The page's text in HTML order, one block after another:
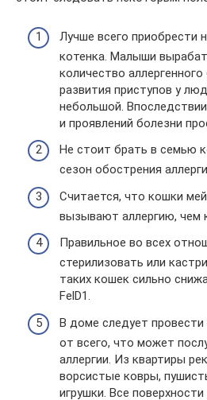
Лучше всего приобрести
котенка. Малыши
количество
развития приступов у
небольшой.
и проявлений болезни
Не стоит брать в семью
сезон обострения
Считается, что кошки
вызывают аллергию, чем
Правильное во всех
стерилизовать или
таких кошек сильно
FelD1.
В доме следует
от всего, что может
аллергии. Из квартиры
ворсистые ковры,
игрушки. Все